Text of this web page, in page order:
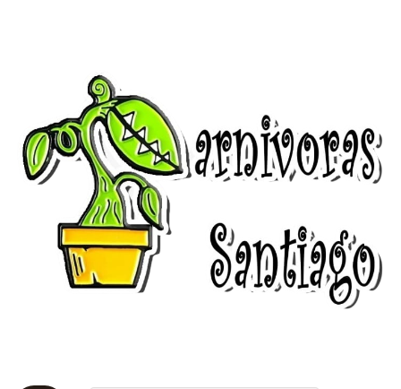
Multiplicación de plantas
carnívoras
Reproducción por semillas
Las plantas carnívoras son la fascinación de
muchas personas, son plantas muy curiosas que
crecen en suelos pobres ricos en nitrógeno como